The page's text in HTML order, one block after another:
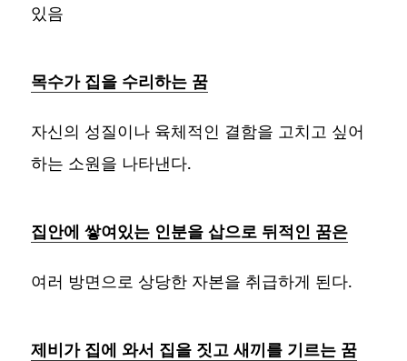
있음
목수가 집을 수리하는 꿈
자신의 성질이나 육체적인 결함을 고치고 싶어
하는 소원을 나타낸다.
집안에 쌓여있는 인분을 삽으로 뒤적인 꿈은
여러 방면으로 상당한 자본을 취급하게 된다.
제비가 집에 와서 집을 짓고 새끼를 기르는 꿈